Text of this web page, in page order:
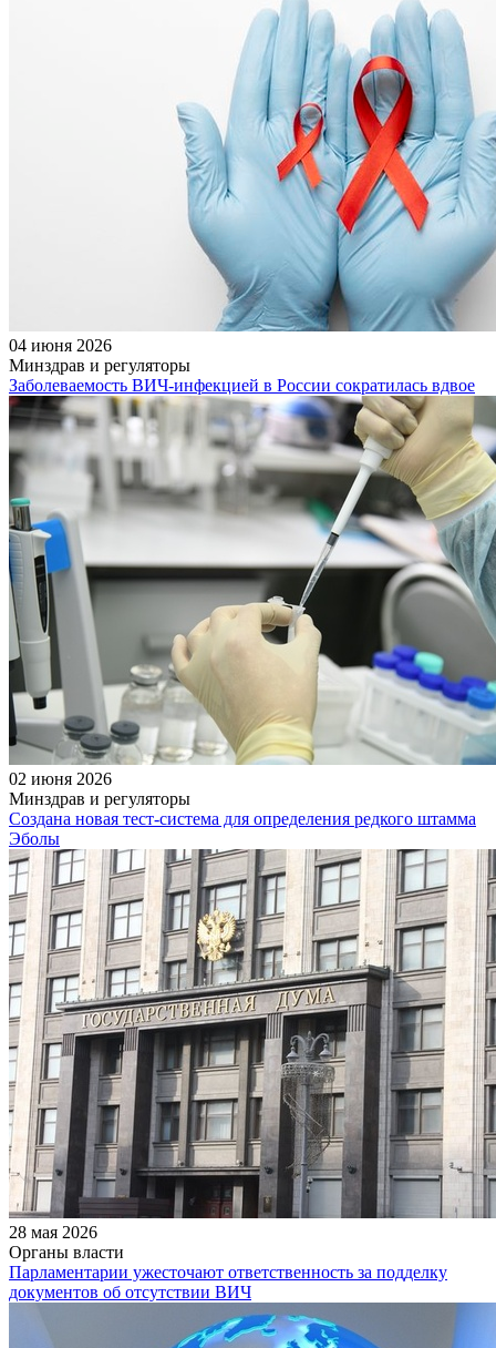
04 июня 2026
Минздрав и регуляторы
Заболеваемость ВИЧ-инфекцией в России сократилась вдвое
02 июня 2026
Минздрав и регуляторы
Создана новая тест-система для определения редкого штамма
Эболы
28 мая 2026
Органы власти
Парламентарии ужесточают ответственность за подделку
документов об отсутствии ВИЧ